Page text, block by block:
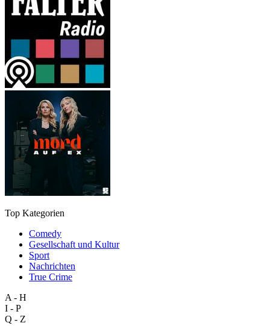
Top Kategorien
Comedy
Gesellschaft und Kultur
Sport
Nachrichten
True Crime
A - H
I - P
Q - Z